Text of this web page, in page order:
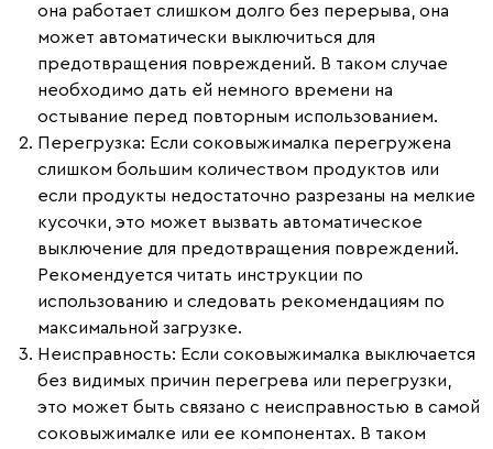
она работает слишком долго без перерыва, она
может автоматически выключиться для
предотвращения повреждений. В таком случае
необходимо дать ей немного времени на
остывание перед повторным использованием.
Перегрузка: Если соковыжималка перегружена
слишком большим количеством продуктов или
если продукты недостаточно разрезаны на мелкие
кусочки, это может вызвать автоматическое
выключение для предотвращения повреждений.
Рекомендуется читать инструкции по
использованию и следовать рекомендациям по
максимальной загрузке.
Неисправность: Если соковыжималка выключается
без видимых причин перегрева или перегрузки,
это может быть связано с неисправностью в самой
соковыжималке или ее компонентах. В таком